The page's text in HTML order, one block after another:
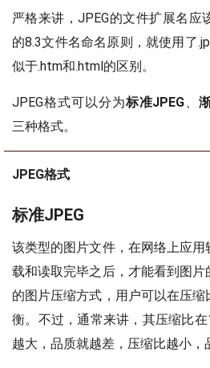
严格来讲，JPEG的文件扩展名应
的8.3文件名命名原则，就使用了
似于.htm和.html的区别。
JPEG格式可以分为标准JPEG、
三种格式。
JPEG格式
标准JPEG
该类型的图片文件，在网络上应
载和读取完毕之后，才能看到图
的图片压缩方式，用户可以在压
衡。不过，通常来讲，其压缩比
越大，品质就越差，压缩比越小，